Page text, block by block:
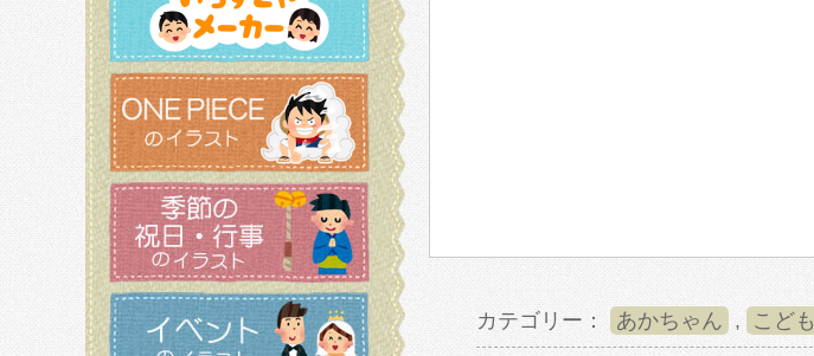
カテゴリー： あかちゃん , こども